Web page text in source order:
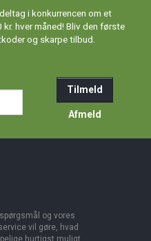
i konkurrencen om et
hver måned! Bliv den første
og skarpe tilbud.
Tilmeld
Afmeld
og vores
vil gøre, hvad
hurtigst muligt.